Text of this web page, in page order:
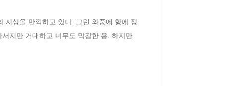
지상을 만끽하고 있다. 그런 와중에 항에 정
지만 거대하고 너무도 막강한 용. 하지만